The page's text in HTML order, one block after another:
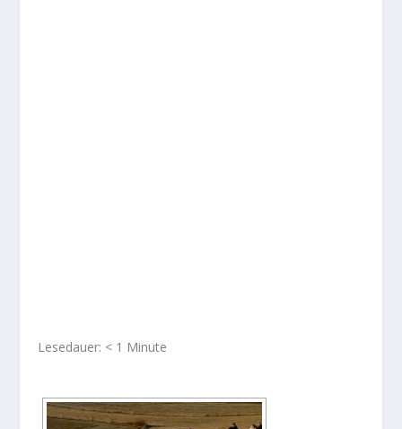
Lesedauer: < 1 Minute